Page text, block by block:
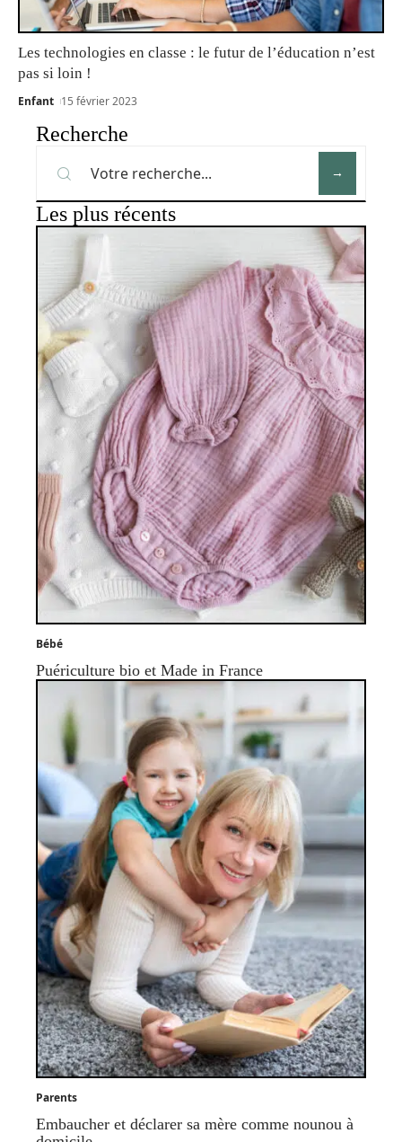
Les technologies en classe : le futur de l’éducation n’est
pas si loin !
Enfant 15 février 2023
Recherche
Les plus récents
Bébé
Puériculture bio et Made in France
Parents
Embaucher et déclarer sa mère comme nounou à